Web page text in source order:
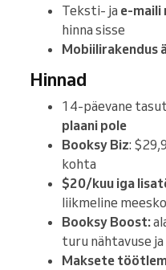
Teksti- ja e-maili
hinna sisse
Mobiilirakendus
Hinnad
14-päevane
plaani pole
Booksy Biz:
kohta
$20/kuu iga
liikmeline
Booksy Boost:
turu nähtavuse
Maksete